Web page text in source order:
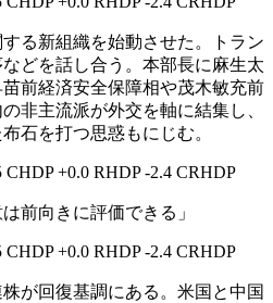
する新組織を始動させた。トラン
どを話し合う。本部長に麻生太
前経済安全保障相や茂木敏充前
非主流派が外交を軸に結集し、
石を打つ思惑もにじむ。
+0.0 RHDP -2.4 CRHDP
前向きに評価できる」
+0.0 RHDP -2.4 CRHDP
が回復基調にある。米国と中国